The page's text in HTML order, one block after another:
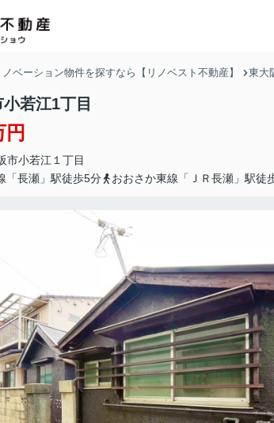
ベーション物件を探すなら【リノベスト不動産】 東大
若江1丁目
円
市小若江 １丁目
「長瀬」駅徒歩5分
おおさか東線「ＪＲ長瀬」駅徒